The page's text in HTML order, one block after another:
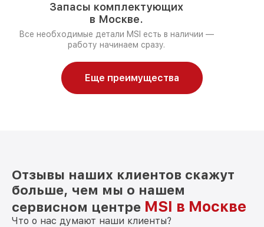
Запасы комплектующих
в Москве.
Все необходимые детали MSI есть в наличии —
работу начинаем сразу.
Еще преимущества
Отзывы наших клиентов скажут
больше, чем мы о нашем
сервисном центре MSI в Москве
Что о нас думают наши клиенты?